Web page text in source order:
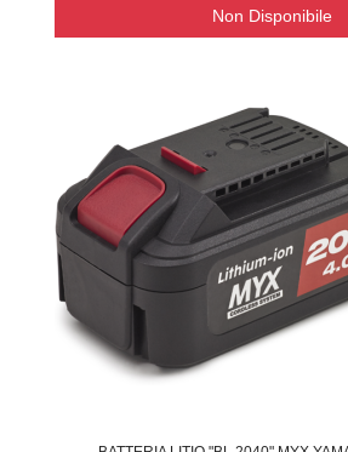
Non Disponibile